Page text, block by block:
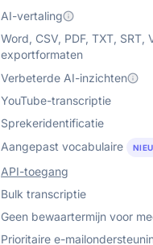
AI-vertaling
Word, CSV, PDF, TXT, SRT,
exportformaten
Verbeterde AI-inzichten
YouTube-transcriptie
Sprekeridentificatie
Aangepast vocabulaire
API-toegang
Bulk transcriptie
Geen bewaartermijn voor
Prioritaire e-